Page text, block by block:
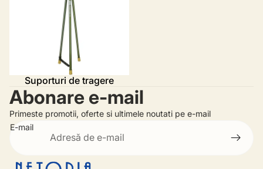
Suporturi de tragere
Abonare e-mail
Primeste promotii, oferte si ultimele noutati pe e-mail
E-mail